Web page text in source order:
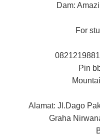
Dam:
For
Pin
Alamat: Jl.Dago
Graha